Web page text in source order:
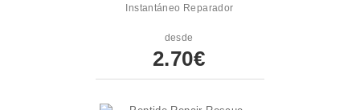
Instantáneo Reparador
desde
2.70€